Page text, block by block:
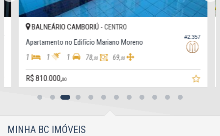
#2.357
BALNEÁRIO CAMBORIÚ -CENTRO
Apartamento no Edifício Mariano Moreno
1 78,00 69,00
R$ 810.000,00
MINHA BC IMÓVEIS